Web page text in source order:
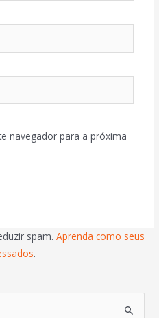
navegador para a próxima
spam.Aprenda como seus
.